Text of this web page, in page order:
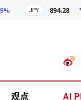
JPY 894.28
观点 AI